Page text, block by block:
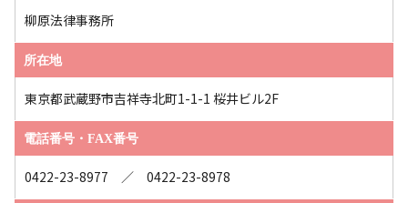
柳原法律事務所
所在地
東京都武蔵野市吉祥寺北町1-1-1 桜井ビル2F
電話番号・FAX番号
0422-23-8977 ／ 0422-23-8978